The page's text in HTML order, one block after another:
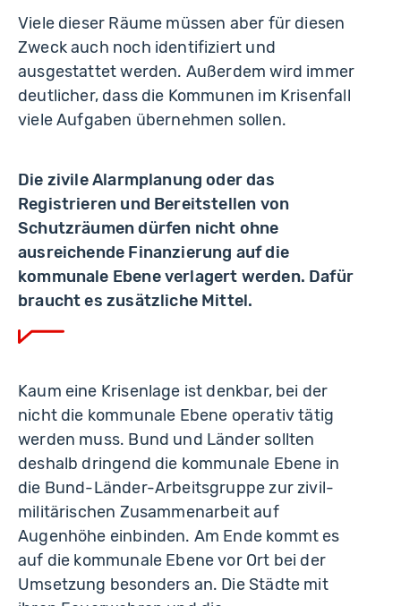
Viele dieser Räume müssen aber für diesen
Zweck auch noch identifiziert und
ausgestattet werden. Außerdem wird immer
deutlicher, dass die Kommunen im Krisenfall
viele Aufgaben übernehmen sollen.
Die zivile Alarmplanung oder das
Registrieren und Bereitstellen von
Schutzräumen dürfen nicht ohne
ausreichende Finanzierung auf die
kommunale Ebene verlagert werden. Dafür
braucht es zusätzliche Mittel.
Kaum eine Krisenlage ist denkbar, bei der
nicht die kommunale Ebene operativ tätig
werden muss. Bund und Länder sollten
deshalb dringend die kommunale Ebene in
die Bund-Länder-Arbeitsgruppe zur zivil-
militärischen Zusammenarbeit auf
Augenhöhe einbinden. Am Ende kommt es
auf die kommunale Ebene vor Ort bei der
Umsetzung besonders an. Die Städte mit